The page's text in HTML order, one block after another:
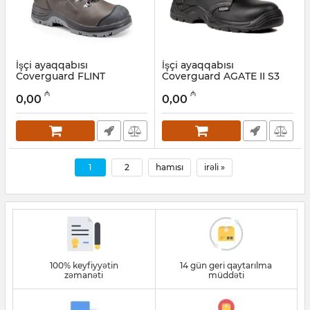
İşçi ayaqqabısı
Coverguard FLINT
Artikul:
0,00 ₼
İşçi ayaqqabısı
Coverguard AGATE II S3
Artikul:
0,00 ₼
1 2 hamısı irəli »
100% keyfiyyətin
zəmanəti
14 gün geri qaytarılma
müddəti